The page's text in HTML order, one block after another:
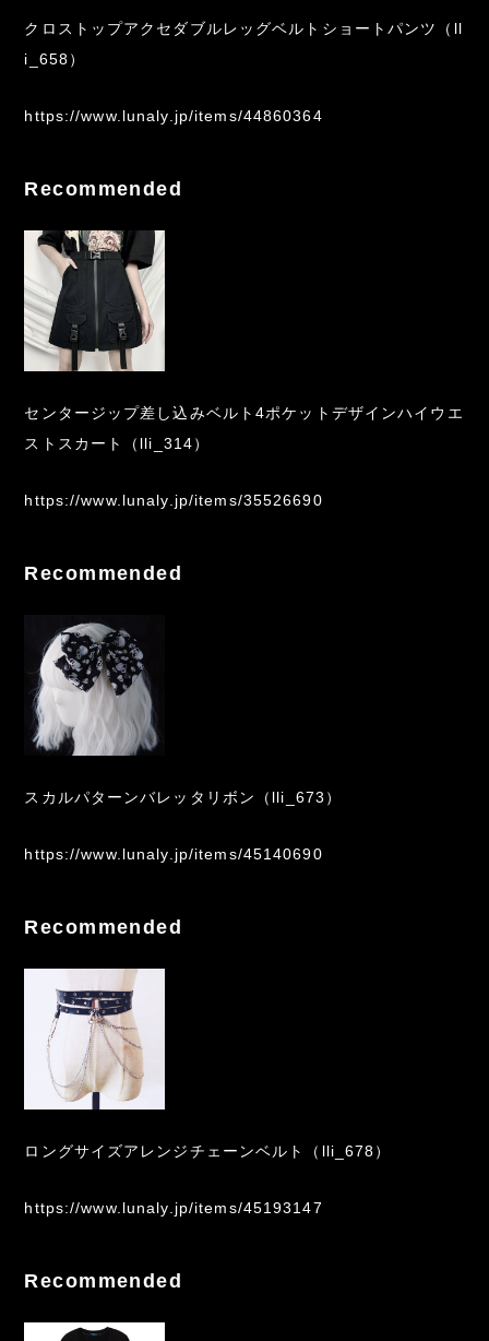
クロストップアクセダブルレッグベルトショートパンツ（ll
i_658）
https://www.lunaly.jp/items/44860364
Recommended
センタージップ差し込みベルト4ポケットデザインハイウエ
ストスカート（lli_314）
https://www.lunaly.jp/items/35526690
Recommended
スカルパターンバレッタリボン（lli_673）
https://www.lunaly.jp/items/45140690
Recommended
ロングサイズアレンジチェーンベルト（lli_678）
https://www.lunaly.jp/items/45193147
Recommended